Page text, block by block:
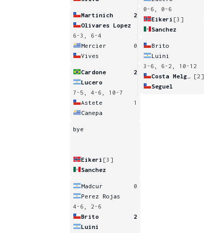
Martinich
2
Olivares Lopez
6-3, 6-4
Mercier
0
Vives
Cardone
2
Lucero
7-5, 4-6, 10-7
Astete
1
Canepa
bye
Eikeri [3]
Sanchez
Madcur
0
Perez Rojas
4-6, 2-6
Brito
2
Luini
0-6, 0-6
Eikeri [3]
Sanchez
Brito
Luini
3-6, 6-2, 10-12
[2]
Seguel